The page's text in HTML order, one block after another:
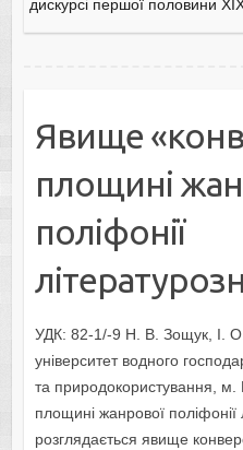
дискурсі першої половини
Явище
площині
поліфонії
УДК: 82-1/-9 Н. В. Зощук, І.
університет водного
та природокористування,
площині жанрової поліфонії
розглядається явище